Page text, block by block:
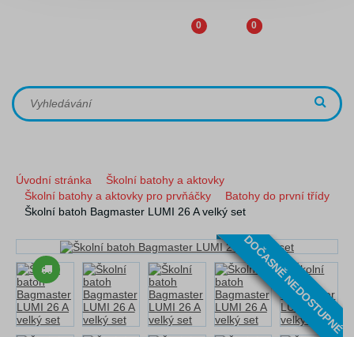
0 0
Úvodní stránka
Školní batohy a aktovky
Školní batohy a aktovky pro prvňáčky
Batohy do první třídy
Školní batoh Bagmaster LUMI 26 A velký set
DOČASNĚ NEDOSTUPNÉ